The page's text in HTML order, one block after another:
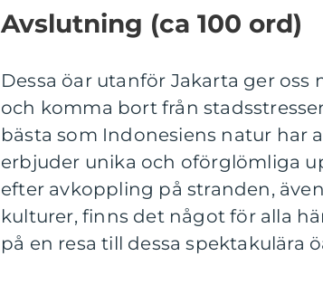
Avslutning (ca 100 ord)
Dessa öar utanför Jakarta ger
och komma bort från
bästa som Indonesiens natur har
erbjuder unika och oförglömliga
efter avkoppling på stranden,
kulturer, finns det något för alla
på en resa till dessa spektakulära